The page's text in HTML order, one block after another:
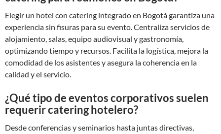
Elegir un hotel con catering integrado en Bogotá garantiza una
experiencia sin fisuras para su evento. Centraliza servicios de
alojamiento, salas, equipo audiovisual y gastronomía,
optimizando tiempo y recursos. Facilita la logística, mejora la
comodidad de los asistentes y asegura la coherencia en la
calidad y el servicio.
¿Qué tipo de eventos corporativos suelen
requerir catering hotelero?
Desde conferencias y seminarios hasta juntas directivas,